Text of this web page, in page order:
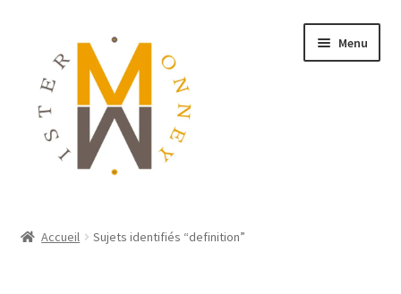
Menu
Accueil Sujets identifiés “definition”